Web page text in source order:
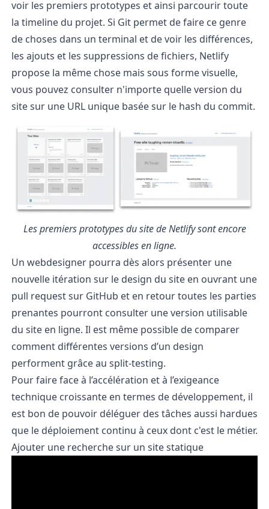
voir les premiers prototypes et ainsi parcourir toute
la timeline du projet. Si Git permet de faire ce genre
de choses dans un terminal et de voir les différences,
les ajouts et les suppressions de fichiers, Netlify
propose la même chose mais sous forme visuelle,
vous pouvez consulter n'importe quelle version du
site sur une URL unique basée sur le hash du commit.
Les premiers prototypes du site de Netlify sont encore
accessibles en ligne.
Un webdesigner pourra dès alors présenter une
nouvelle itération sur le design du site en ouvrant une
pull request sur GitHub et en retour toutes les parties
prenantes pourront consulter une version utilisable
du site en ligne. Il est même possible de comparer
comment différentes versions d’un design
performent grâce au split-testing.
Pour faire face à l’accélération et à l’exigeance
technique croissante en termes de développement, il
est bon de pouvoir déléguer des tâches aussi hardues
que le déploiement continu à ceux dont c'est le métier.
Ajouter une recherche sur un site statique